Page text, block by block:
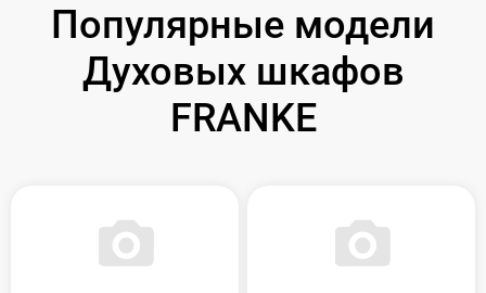
Популярные модели
Духовых шкафов
FRANKE